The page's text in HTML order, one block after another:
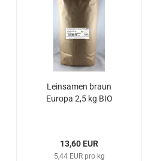
Leinsamen braun
Europa 2,5 kg BIO
13,60 EUR
5,44 EUR pro kg